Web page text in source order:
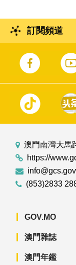
訂閱頻道
澳門南灣大馬
https://
(853)2833
GOV.MO
澳門雜誌
澳門年鑑